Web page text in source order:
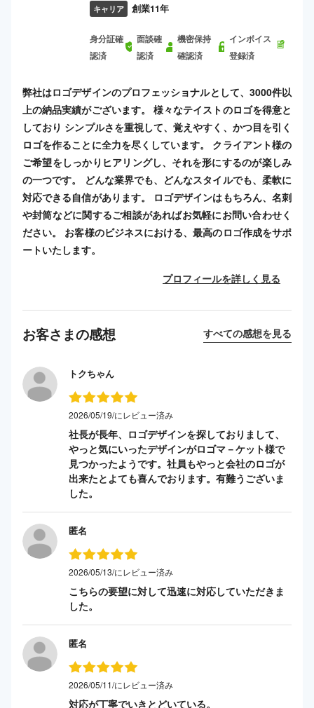
キャリア 創業11年
身分証確
認済
面談確
認済
機密保持
確認済
インボイス
登録済
弊社はロゴデザインのプロフェッショナルとして、3000件以
上の納品実績がございます。 様々なテイストのロゴを得意と
しており シンプルさを重視して、覚えやすく、かつ目を引く
ロゴを作ることに全力を尽くしています。 クライアント様の
ご希望をしっかりヒアリングし、それを形にするのが楽しみ
の一つです。 どんな業界でも、どんなスタイルでも、柔軟に
対応できる自信があります。 ロゴデザインはもちろん、名刺
や封筒などに関するご相談があればお気軽にお問い合わせく
ださい。 お客様のビジネスにおける、最高のロゴ作成をサポ
ートいたします。
プロフィールを詳しく見る
お客さまの感想 すべての感想を見る
トクちゃん
2026/05/19/にレビュー済み
社長が長年、ロゴデザインを探しておりまして、
やっと気にいったデザインがロゴマ－ケット様で
見つかったようです。社員もやっと会社のロゴが
出来たとよても喜んでおります。有難うございま
した。
匿名
2026/05/13/にレビュー済み
こちらの要望に対して迅速に対応していただきま
した。
匿名
2026/05/11/にレビュー済み
対応が丁寧でいきとどいている。